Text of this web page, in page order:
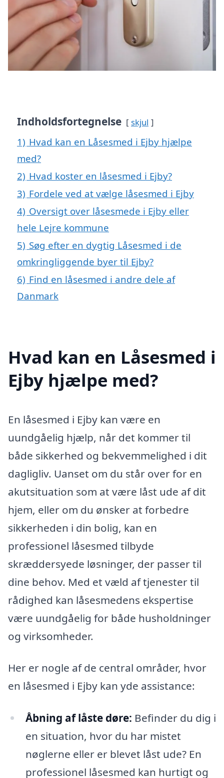
Indholdsfortegnelse skjul
1) Hvad kan en Låsesmed i Ejby hjælpe
med?
2) Hvad koster en låsesmed i Ejby?
3) Fordele ved at vælge låsesmed i Ejby
4) Oversigt over låsesmede i Ejby eller
hele Lejre kommune
5) Søg efter en dygtig Låsesmed i de
omkringliggende byer til Ejby?
6) Find en låsesmed i andre dele af
Danmark
Hvad kan en Låsesmed i
Ejby hjælpe med?
En låsesmed i Ejby kan være en
uundgåelig hjælp, når det kommer til
både sikkerhed og bekvemmelighed i dit
dagligliv. Uanset om du står over for en
akutsituation som at være låst ude af dit
hjem, eller om du ønsker at forbedre
sikkerheden i din bolig, kan en
professionel låsesmed tilbyde
skræddersyede løsninger, der passer til
dine behov. Med et væld af tjenester til
rådighed kan låsesmedens ekspertise
være uundgåelig for både husholdninger
og virksomheder.
Her er nogle af de central områder, hvor
en låsesmed i Ejby kan yde assistance:
Åbning af låste døre: Befinder du dig i
en situation, hvor du har mistet
nøglerne eller er blevet låst ude? En
professionel låsesmed kan hurtigt og